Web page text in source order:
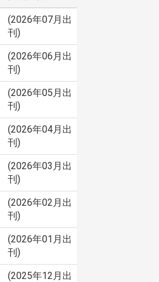
(2026年07月出
刊)
(2026年06月出
刊)
(2026年05月出
刊)
(2026年04月出
刊)
(2026年03月出
刊)
(2026年02月出
刊)
(2026年01月出
刊)
(2025年12月出